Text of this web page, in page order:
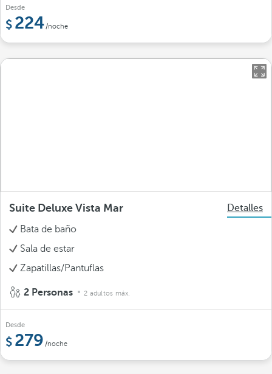
Desde
224 /noche
Suite Deluxe Vista Mar
Detalles
Bata de baño
Sala de estar
Zapatillas/Pantuflas
2 Personas 2 adultos máx.
Desde
279 /noche